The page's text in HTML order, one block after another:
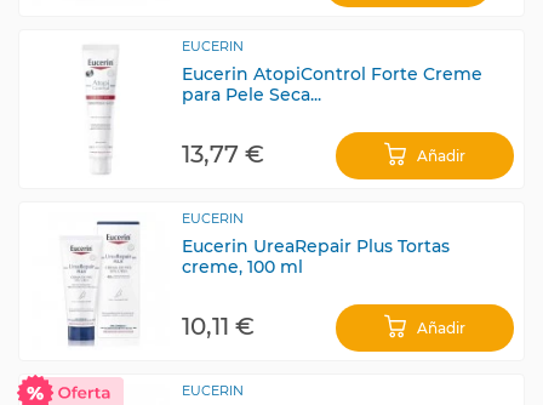
EUCERIN
Eucerin AtopiControl Forte Creme
para Pele Seca...
13,77 € Añadir
EUCERIN
Eucerin UreaRepair Plus Tortas
creme, 100 ml
10,11 € Añadir
EUCERIN